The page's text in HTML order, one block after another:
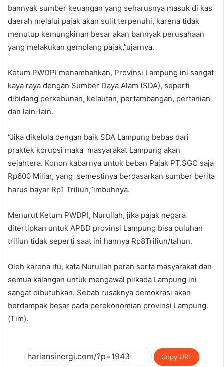
bannyak sumber keuangan yang seharusnya masuk di kas
daerah melalui pajak akan sulit terpenuhi, karena tidak
menutup kemungkinan besar akan bannyak perusahaan
yang melakukan gemplang pajak,”ujarnya.
Ketum PWDPI menambahkan, Provinsi Lampung ini sangat
kaya raya dengan Sumber Daya Alam (SDA), seperti
dibidang perkebunan, kelautan, pertambangan, pertanian
dan lain-lain.
“Jika dikelola dengan baik SDA Lampung bebas dari
praktek korupsi maka masyarakat Lampung akan
sejahtera. Konon kabarnya untuk beban Pajak PT.SGC saja
Rp600 Miliar, yang semestinya berdasarkan sumber berita
harus bayar Rp1 Triliun,”imbuhnya.
Menurut Ketum PWDPI, Nurullah, jika pajak negara
ditertipkan untuk APBD provinsi Lampung bisa puluhan
triliun tidak seperti saat ini hannya Rp8Triliun/tahun.
Oleh karena itu, kata Nurullah peran serta masyarakat dan
semua kalangan untuk mengawal pilkada Lampung ini
sangat dibutuhkan. Sebab rusaknya demokrasi akan
berdampak besar pada perekonomian provinsi Lampung.
(Tim).
Copy URL